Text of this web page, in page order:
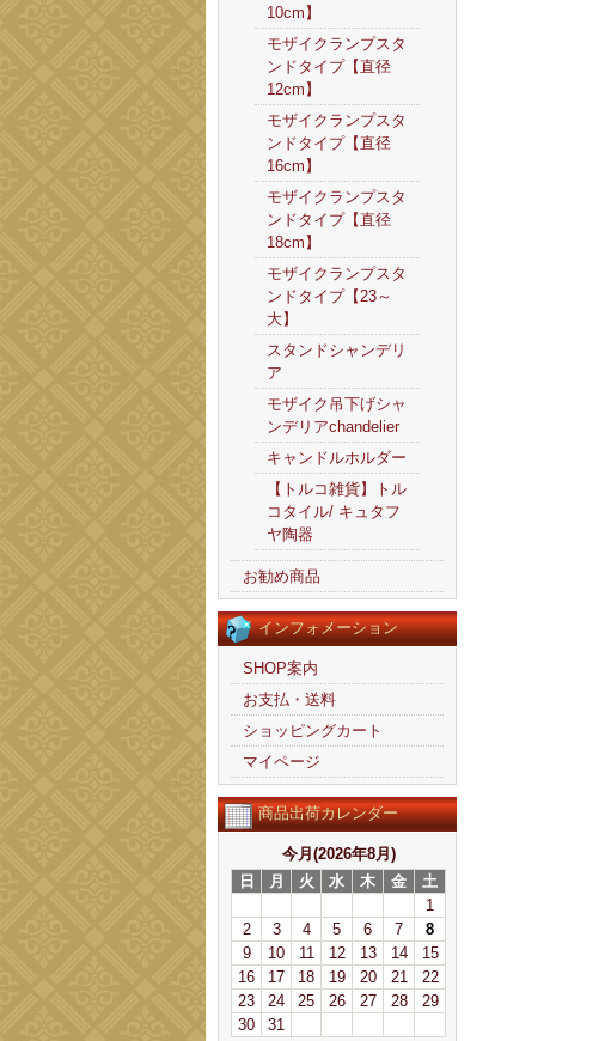
10cm】
モザイクランプスタ
ンドタイプ【直径
12cm】
モザイクランプスタ
ンドタイプ【直径
16cm】
モザイクランプスタ
ンドタイプ【直径
18cm】
モザイクランプスタ
ンドタイプ【23～
大】
スタンドシャンデリ
ア
モザイク吊下げシャ
ンデリアchandelier
キャンドルホルダー
【トルコ雑貨】トル
コタイル/ キュタフ
ヤ陶器
お勧め商品
インフォメーション
SHOP案内
お支払・送料
ショッピングカート
マイページ
商品出荷カレンダー
今月(2026年8月)
日
月 火 水 木 金
土
1
2
3 4 5 6 7
8
9
10 11 12 13 14
15
16
17 18 19 20 21
22
23
24 25 26 27 28
29
30
31